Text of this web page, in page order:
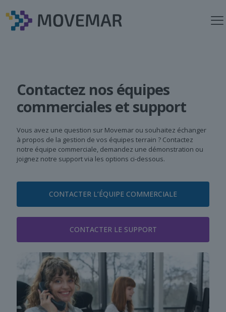
Contactez nos équipes
commerciales et support
Vous avez une question sur Movemar ou souhaitez échanger
à propos de la gestion de vos équipes terrain ? Contactez
notre équipe commerciale, demandez une démonstration ou
joignez notre support via les options ci-dessous.
CONTACTER L’ÉQUIPE COMMERCIALE
CONTACTER LE SUPPORT